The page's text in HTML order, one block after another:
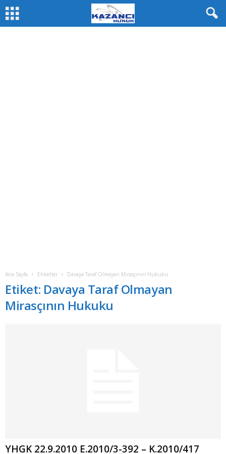
Ana Sayfa Etiketler Davaya Taraf Olmayan Mirasçının Hukuku
Etiket: Davaya Taraf Olmayan
Mirasçının Hukuku
YHGK 22.9.2010 E.2010/3-392 – K.2010/417